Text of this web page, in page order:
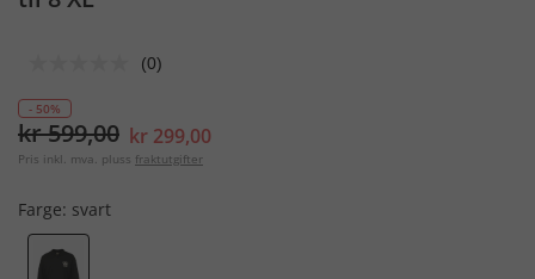
(0)
- 50%
kr 599,00 kr 299,00
Pris inkl. mva. pluss fraktutgifter
Farge: svart